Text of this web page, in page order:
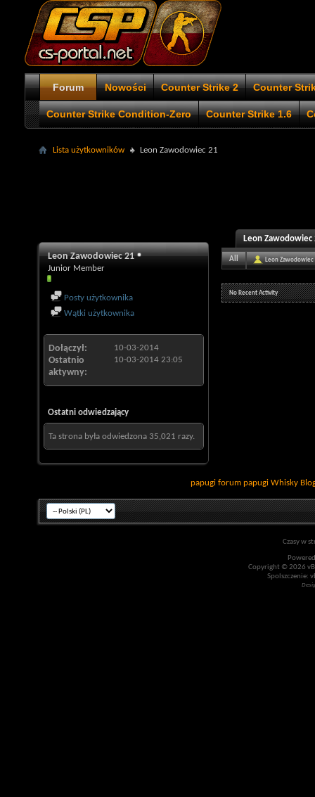
Forum Nowości Counter Strike 2 Counter
Counter Strike Condition-Zero Counter Strike 1.6
Lista użytkowników Leon Zawodowiec 21
Leon Zawodowiec 21
Junior Member
Posty użytkownika
Wątki użytkownika
Dołączył 10-03-2014
Ostatnio
aktywny
10-03-2014 23:05
Ostatni odwiedzający
Ta strona była odwiedzona 35,021 razy.
Leon
All Leon Zawodowiec
No Recent Activity
papugi forum papugi Whisky
Czasy w
Copyright © 2026
Spolszczenie: